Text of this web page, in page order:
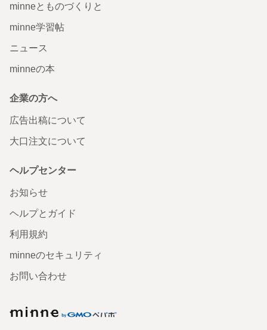
minneとものづくりと
minne学習帖
ニュース
minneの本
企業の方へ
広告出稿について
大口注文について
ヘルプセンター
お知らせ
ヘルプとガイド
利用規約
minneのセキュリティ
お問い合わせ